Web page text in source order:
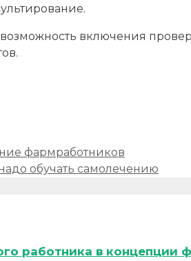
включения
фармработников
обучать самолечению
работника в концепции